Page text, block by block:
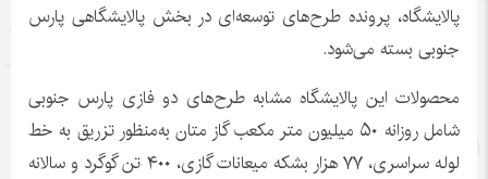
پالایشگاه، پرونده طرح‌های توسعه‌ای در بخش پالایشگاهی پارس
جنوبی بسته می‌شود.
محصولات این پالایشگاه مشابه طرح‌های دو فازی پارس جنوبی
شامل روزانه ۵۰ میلیون متر مکعب گاز متان به‌منظور تزریق به خط
لوله سراسری، ۷۷ هزار بشکه میعانات گازی، ۴۰۰ تن گوگرد و سالانه